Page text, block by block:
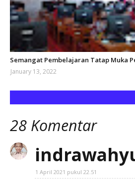
Semangat Pembelajaran Tatap Muka
January 13, 2022
28 Komentar
1 April 2021 pukul 22.51